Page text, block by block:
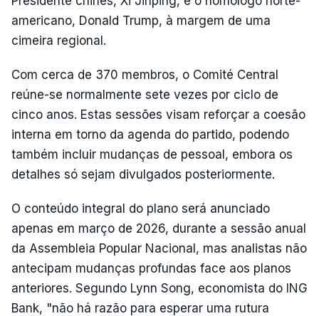
americano, Donald Trump, à margem de uma
cimeira regional.
Com cerca de 370 membros, o Comité Central
reúne-se normalmente sete vezes por ciclo de
cinco anos. Estas sessões visam reforçar a coesão
interna em torno da agenda do partido, podendo
também incluir mudanças de pessoal, embora os
detalhes só sejam divulgados posteriormente.
O conteúdo integral do plano será anunciado
apenas em março de 2026, durante a sessão anual
da Assembleia Popular Nacional, mas analistas não
antecipam mudanças profundas face aos planos
anteriores. Segundo Lynn Song, economista do ING
Bank, "não há razão para esperar uma rutura